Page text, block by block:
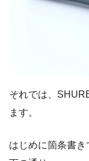
それでは、
ます。
はじめに箇条書